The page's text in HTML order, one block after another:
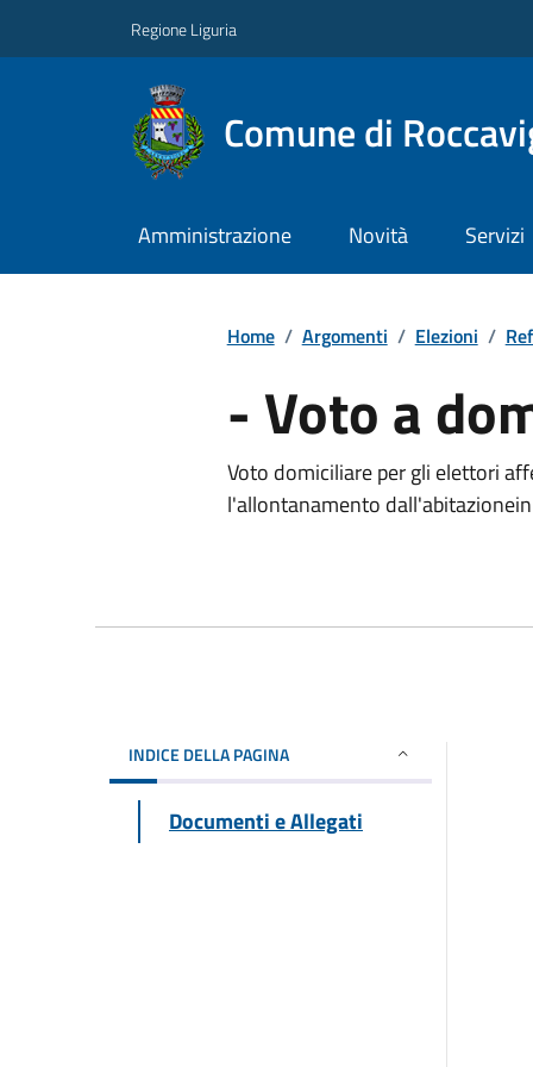
Regione Liguria
Comune di
Amministrazione Novità Servizi
Home / Argomenti / Elezioni /
- Voto a
Voto domiciliare per gli elettori
l'allontanamento
INDICE DELLA PAGINA
Documenti e Allegati